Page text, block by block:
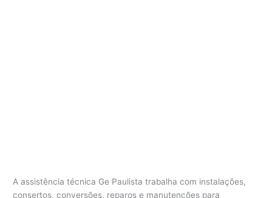
A assistência técnica Ge Paulista trabalha com instalações,
consertos, conversões, reparos e manutenções para